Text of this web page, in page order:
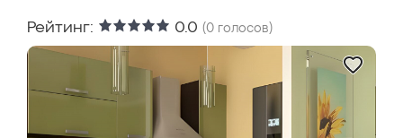
Рейтинг: 0.0 (0 голосов)